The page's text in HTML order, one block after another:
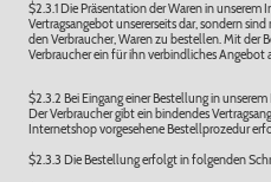
$2.3.1 Die Präsentation der Waren in
Vertragsangebot unsererseits dar, sondern
den Verbraucher, Waren zu bestellen. Mit der
Verbraucher ein für ihn verbindliches Angebot
$2.3.2 Bei Eingang einer Bestellung in
Der Verbraucher gibt ein bindendes
Internetshop vorgesehene Bestellprozedur
$2.3.3 Die Bestellung erfolgt in folgenden